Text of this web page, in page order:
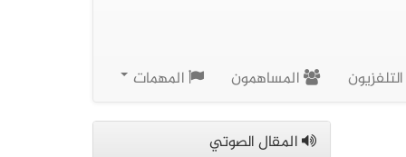
التلفزيون المساهمون المهمات
المقال الصوتي